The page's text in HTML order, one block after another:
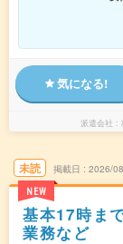
気になる!
派遣会社
未読
NEW
掲載日 2026/
基本17時ま
業務など